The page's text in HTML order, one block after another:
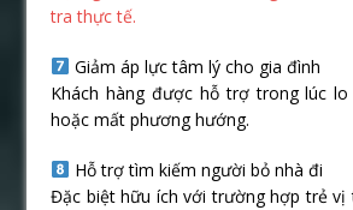
tra thực tế.
Giảm áp lực tâm lý cho gia đình
Khách hàng được hỗ trợ trong lúc lo
hoặc mất phương hướng.
Hỗ trợ tìm kiếm người bỏ nhà đi
Đặc biệt hữu ích với trường hợp trẻ vị